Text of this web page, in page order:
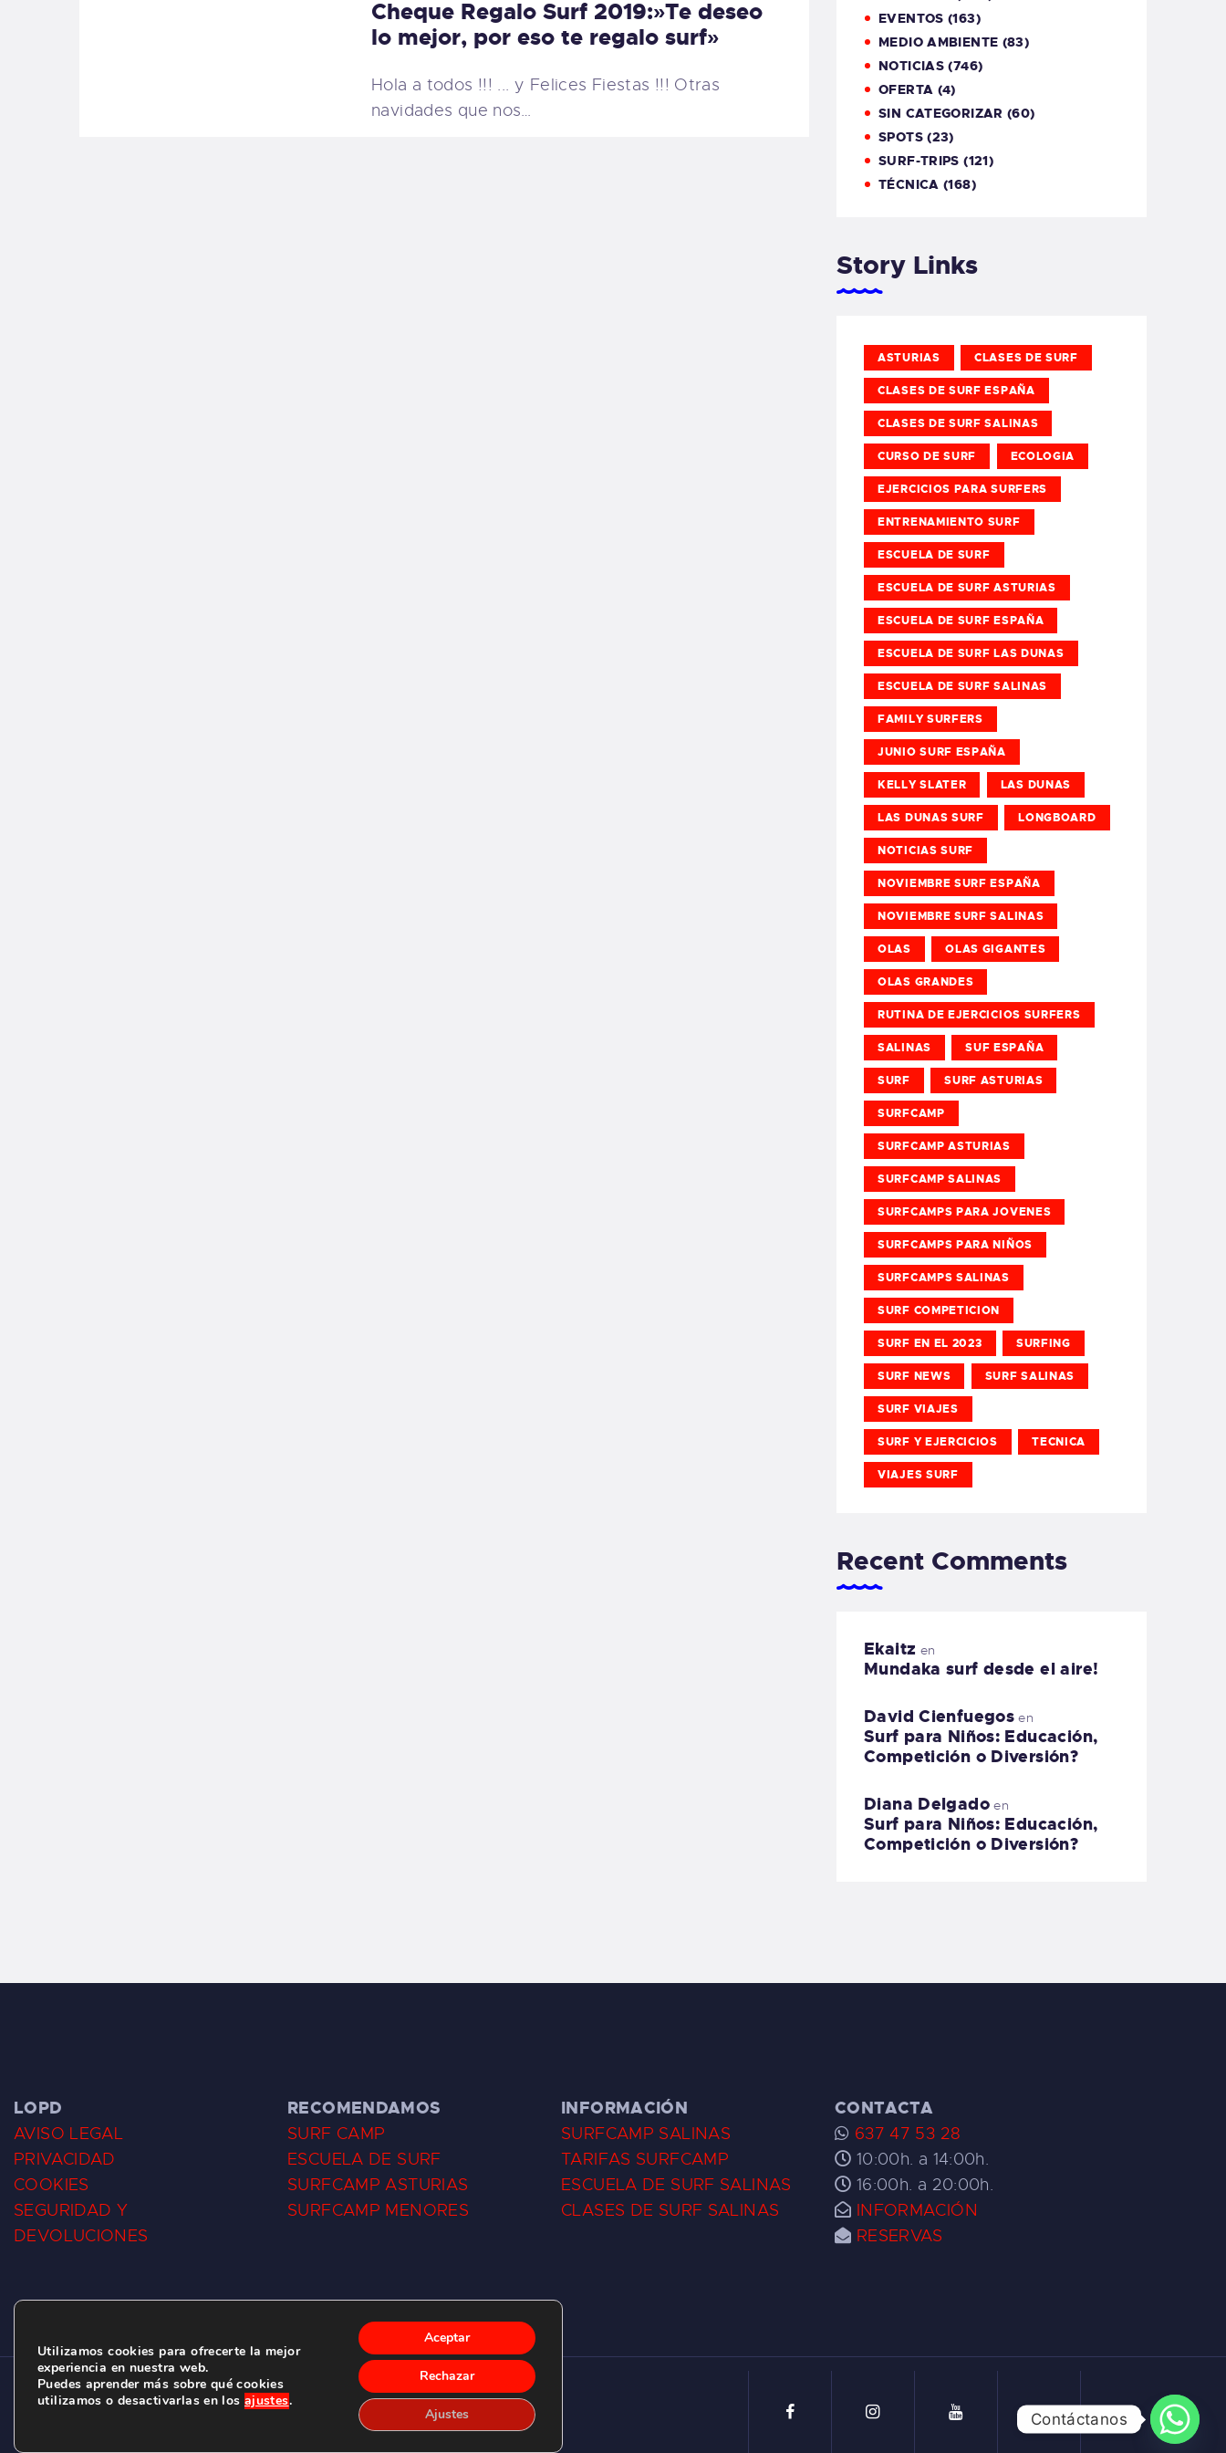
Cheque Regalo Surf 2019:»Te deseo
lo mejor, por eso te regalo surf»
Hola a todos !!! ... y Felices Fiestas !!! Otras
navidades que nos…
EVENTOS (163)
MEDIO AMBIENTE (83)
NOTICIAS (746)
OFERTA (4)
SIN CATEGORIZAR (60)
SPOTS(23)
SURF-TRIPS (121)
TÉCNICA (168)
Story Links
ASTURIAS CLASES DE SURF
CLASES DE SURF ESPAÑA
CLASES DE SURF SALINAS
CURSO DE SURF ECOLOGIA
EJERCICIOS PARA SURFERS
ENTRENAMIENTO SURF
ESCUELA DE SURF
ESCUELA DE SURF ASTURIAS
ESCUELA DE SURF ESPAÑA
ESCUELA DE SURF LAS DUNAS
ESCUELA DE SURF SALINAS
FAMILY SURFERS
JUNIO SURF ESPAÑA
KELLY SLATER LAS DUNAS
LAS DUNAS SURF LONGBOARD
NOTICIAS SURF
NOVIEMBRE SURF ESPAÑA
NOVIEMBRE SURF SALINAS
OLAS OLAS GIGANTES
OLAS GRANDES
RUTINA DE EJERCICIOS SURFERS
SALINAS SUF ESPAÑA
SURF SURF ASTURIAS
SURFCAMP
SURFCAMP ASTURIAS
SURFCAMP SALINAS
SURFCAMPS PARA JOVENES
SURFCAMPS PARA NIÑOS
SURFCAMPS SALINAS
SURF COMPETICION
SURF EN EL 2023 SURFING
SURF NEWS SURF SALINAS
SURF VIAJES
SURF Y EJERCICIOS TECNICA
VIAJES SURF
Recent Comments
Ekaitz en
Mundaka surf desde el aire!
David Cienfuegos en
Surf para Niños: Educación,
Competición o Diversión?
Diana Delgadoen
Surf para Niños: Educación,
Competición o Diversión?
LOPD
AVISO LEGAL
PRIVACIDAD
COOKIES
SEGURIDAD Y
DEVOLUCIONES
RECOMENDAMOS
SURF CAMP
ESCUELA DE SURF
SURFCAMP ASTURIAS
SURFCAMP MENORES
INFORMACIÓN
SURFCAMP SALINAS
TARIFAS SURFCAMP
ESCUELA DE SURF SALINAS
CLASES DE SURF SALINAS
CONTACTA
637 47 53 28
10:00h. a 14:00h.
16:00h. a 20:00h.
INFORMACIÓN
RESERVAS
CLUB DE SURF LAS DUNAS ©2026.
C/ BERNARDO ÁLVAREZ GALAN 1, SALINAS (ASTURIAS)
Utilizamos cookies para ofrecerte la mejor
experiencia en nuestra web.
Puedes aprender más sobre qué cookies
utilizamos o desactivarlas en los ajustes.
Aceptar
Rechazar
Ajustes Contáctanos